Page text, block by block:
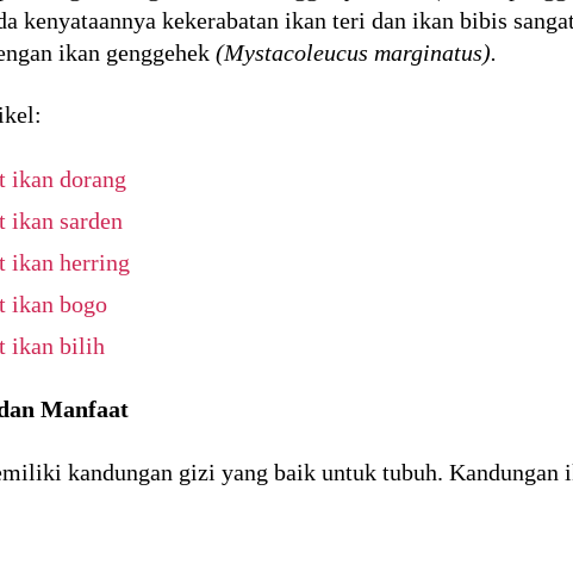
kenyataannya kekerabatan ikan teri dan ikan bibis
ikan genggehek (Mystacoleucus marginatus).
ikan dorang
ikan sarden
ikan herring
ikan bogo
ikan bilih
Manfaat
kandungan gizi yang baik untuk tubuh. Kandungan